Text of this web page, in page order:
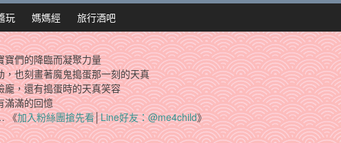
玩 媽媽經 旅行酒吧
寶們的降臨而凝聚力量
也刻畫著魔鬼搗蛋那一刻的天真
，還有搗蛋時的天真笑容
滿滿的回憶
《加入粉絲團搶先看│Line好友：@me4child》